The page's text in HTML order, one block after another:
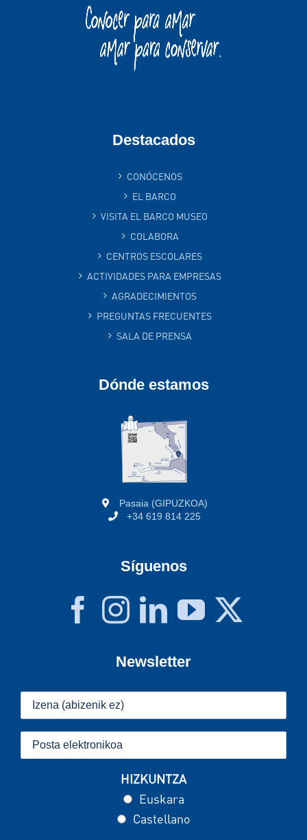
Destacados
CONÓCENOS
EL BARCO
VISITA EL BARCO MUSEO
COLABORA
CENTROS ESCOLARES
ACTIVIDADES PARA EMPRESAS
AGRADECIMIENTOS
PREGUNTAS FRECUENTES
SALA DE PRENSA
Dónde estamos
Pasaia (GIPUZKOA)
+34 619 814 225
Síguenos
Newsletter
HIZKUNTZA
Euskara
Castellano